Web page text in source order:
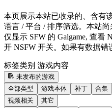
本页展示本站已收录的、含有
语言 / 平台 / 排序筛选。本站
仅显示 SFW 的 Galgame, 查看
开 NSFW 开关。如果有数据错
标签类别 游戏内容
未发布的游戏
全部类型
游戏本体 补丁 合集
视频相关
其它